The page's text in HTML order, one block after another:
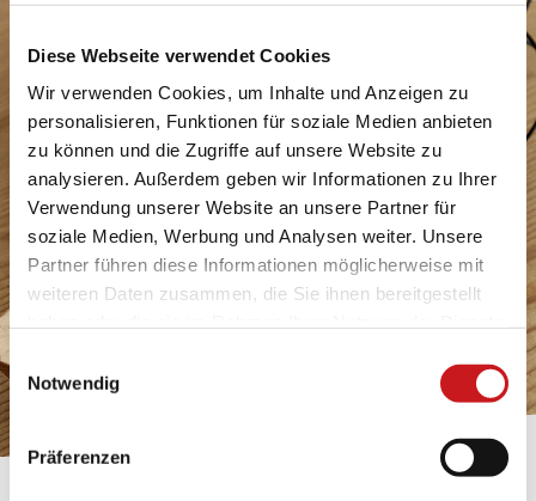
Diese Webseite verwendet Cookies
Wir verwenden Cookies, um Inhalte und Anzeigen zu
personalisieren, Funktionen für soziale Medien anbieten
zu können und die Zugriffe auf unsere Website zu
analysieren. Außerdem geben wir Informationen zu Ihrer
Verwendung unserer Website an unsere Partner für
soziale Medien, Werbung und Analysen weiter. Unsere
Partner führen diese Informationen möglicherweise mit
weiteren Daten zusammen, die Sie ihnen bereitgestellt
Datenschutzhinweisen
mehr darüber, wer wir sind, wie
personenbezogene Daten verarbeiten. Hier geht’s zum
Impressum.
Notwendig
Präferenzen